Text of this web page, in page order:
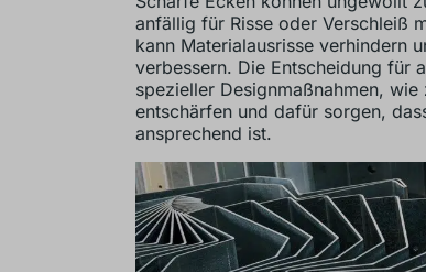
anfällig für Risse oder Verschleiß
kann Materialausrisse verhindern
verbessern. Die Entscheidung für
spezieller Designmaßnahmen,
entschärfen und dafür sorgen,
ansprechend ist.